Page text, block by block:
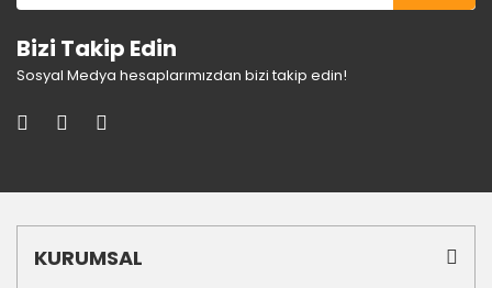
Bizi Takip Edin
Sosyal Medya hesaplarımızdan bizi takip edin!
KURUMSAL